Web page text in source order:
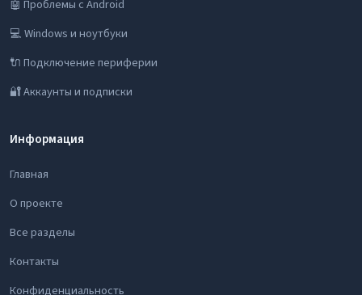
🤖 Проблемы с Android
💻 Windows и ноутбуки
🔌 Подключение периферии
🔐 Аккаунты и подписки
Информация
Главная
О проекте
Все разделы
Контакты
Конфиденциальность